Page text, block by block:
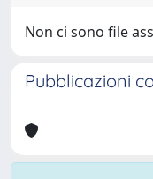
Non ci sono file
Pubblicazioni